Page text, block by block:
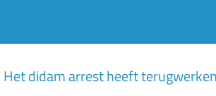
Het didam arrest heeft